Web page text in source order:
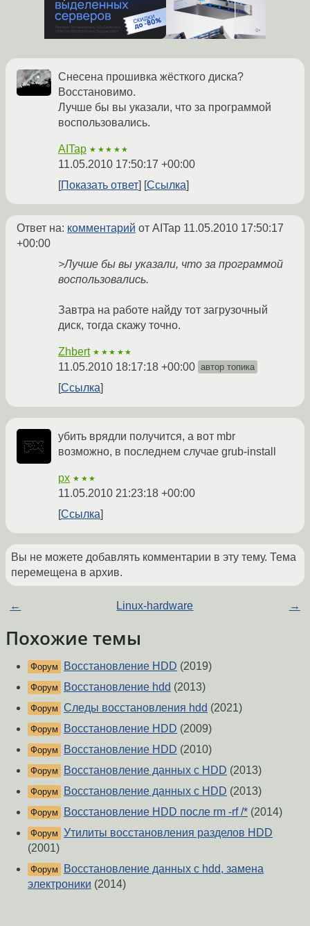
Снесена прошивка жёсткого диска?
Восстановимо.
Лучше бы вы указали, что за программой
воспользовались.
AITap ★★★★★
11.05.2010 17:50:17 +00:00
Показать ответ
Ссылка
Ответ на: комментарий от AITap 11.05.2010 17:50:17
+00:00
>Лучше бы вы указали, что за программой
воспользовались.
Завтра на работе найду тот загрузочный
диск, тогда скажу точно.
Zhbert ★★★★★
11.05.2010 18:17:18 +00:00 автор топика
Ссылка
убить врядли получится, а вот mbr
возможно, в последнем случае grub-install
px ★★★
11.05.2010 21:23:18 +00:00
Ссылка
Вы не можете добавлять комментарии в эту тему. Тема
перемещена в архив.
← Linux-hardware →
Похожие темы
Форум Восстановление HDD (2019)
Форум Восстановление hdd (2013)
Форум Следы восстановления hdd (2021)
Форум Восстановление HDD (2009)
Форум Восстановление HDD (2010)
Форум Восстановление данных с HDD (2013)
Форум Восстановление данных с HDD (2013)
Форум Восстановление HDD после rm -rf /* (2014)
Форум Утилиты восстановления разделов HDD
(2001)
Форум
Восстановление данных с hdd, замена
электроники (2014)